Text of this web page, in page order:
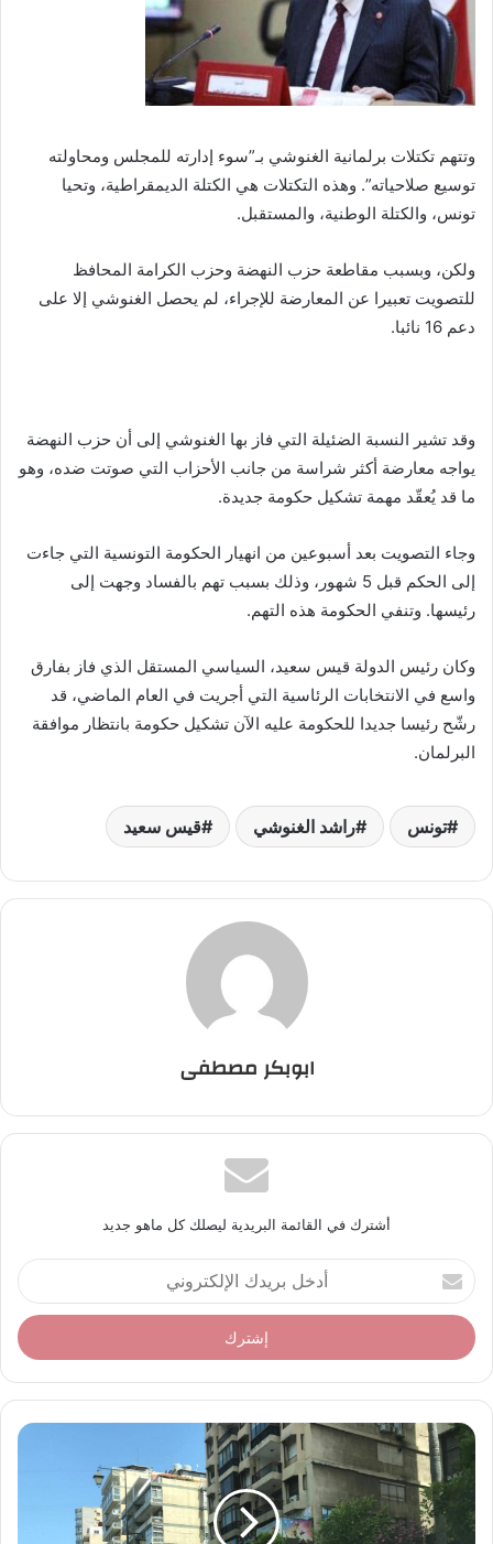
وتتهم تكتلات برلمانية الغنوشي بـ”سوء إدارته للمجلس ومحاولته
توسيع صلاحياته”. وهذه التكتلات هي الكتلة الديمقراطية، وتحيا
تونس، والكتلة الوطنية، والمستقبل.
ولكن، وبسبب مقاطعة حزب النهضة وحزب الكرامة المحافظ
للتصويت تعبيرا عن المعارضة للإجراء، لم يحصل الغنوشي إلا على
دعم 16 نائبا.
وقد تشير النسبة الضئيلة التي فاز بها الغنوشي إلى أن حزب النهضة
يواجه معارضة أكثر شراسة من جانب الأحزاب التي صوتت ضده، وهو
ما قد يُعقّد مهمة تشكيل حكومة جديدة.
وجاء التصويت بعد أسبوعين من انهيار الحكومة التونسية التي جاءت
إلى الحكم قبل 5 شهور، وذلك بسبب تهم بالفساد وجهت إلى
رئيسها. وتنفي الحكومة هذه التهم.
وكان رئيس الدولة قيس سعيد، السياسي المستقل الذي فاز بفارق
واسع في الانتخابات الرئاسية التي أجريت في العام الماضي، قد
رشّح رئيسا جديدا للحكومة عليه الآن تشكيل حكومة بانتظار موافقة
البرلمان.
تونس راشد الغنوشي قيس سعيد
ابوبكر مصطفى
أشترك في القائمة البريدية ليصلك كل ماهو جديد
أ
د
خ
ل
ر
د
إ